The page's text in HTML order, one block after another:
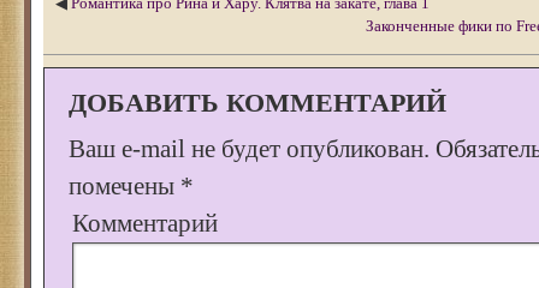
Законченные фики по
ДОБАВИТЬ КОММЕНТАРИЙ
Ваш e-mail не будет опубликован.
помечены *
Комментарий